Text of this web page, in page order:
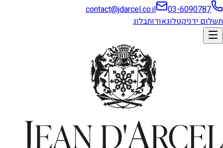
03-6090787
contact@jdarcel.co.il
תשלום ידניקטלוגאודותבלוג